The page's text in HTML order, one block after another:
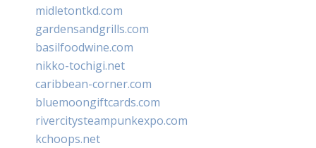
midletontkd.com
gardensandgrills.com
basilfoodwine.com
nikko-tochigi.net
caribbean-corner.com
bluemoongiftcards.com
rivercitysteampunkexpo.com
kchoops.net